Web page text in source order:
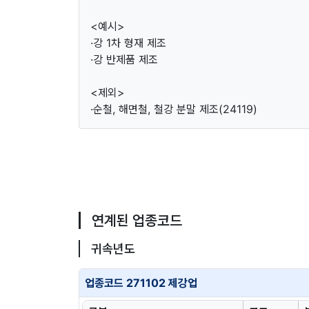
<예시>
·강 1차 형재 제조
·강 반제품 제조
<제외>
·순철, 해면철, 철강 분말 제조(24119)
연계된 업종코드
귀속년도
업종코드 271102 제강업